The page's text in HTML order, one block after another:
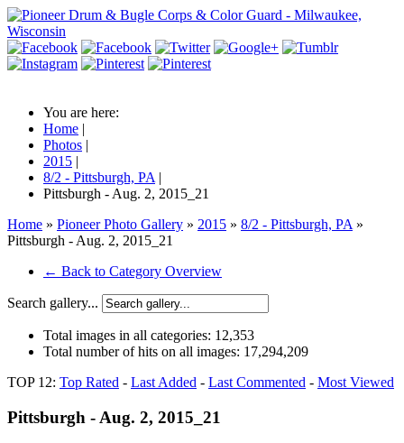
You are here:
Home |
Photos |
2015 |
8/2 - Pittsburgh, PA |
Pittsburgh - Aug. 2, 2015_21
Home » Pioneer Photo Gallery » 2015 » 8/2 - Pittsburgh, PA »
Pittsburgh - Aug. 2, 2015_21
← Back to Category Overview
Search gallery...
Total images in all categories: 12,353
Total number of hits on all images: 17,294,209
TOP 12: Top Rated - Last Added - Last Commented - Most Viewed
Pittsburgh - Aug. 2, 2015_21